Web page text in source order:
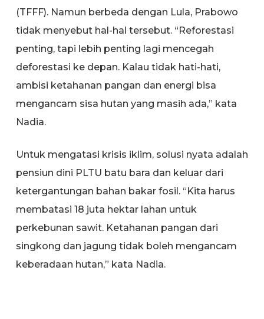
(TFFF). Namun berbeda dengan Lula, Prabowo
tidak menyebut hal-hal tersebut. “Reforestasi
penting, tapi lebih penting lagi mencegah
deforestasi ke depan. Kalau tidak hati-hati,
ambisi ketahanan pangan dan energi bisa
mengancam sisa hutan yang masih ada,” kata
Nadia.
Untuk mengatasi krisis iklim, solusi nyata adalah
pensiun dini PLTU batu bara dan keluar dari
ketergantungan bahan bakar fosil. “Kita harus
membatasi 18 juta hektar lahan untuk
perkebunan sawit. Ketahanan pangan dari
singkong dan jagung tidak boleh mengancam
keberadaan hutan,” kata Nadia.